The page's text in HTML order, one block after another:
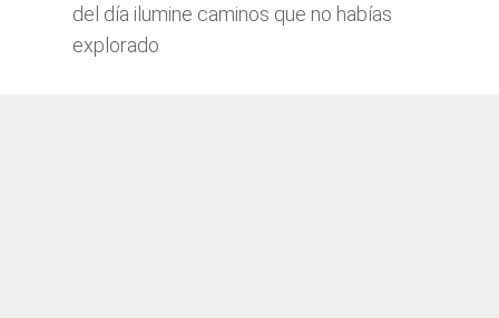
del día ilumine caminos que no habías
explorado